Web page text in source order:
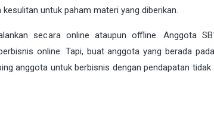
untuk paham materi yang diberikan.
secara online ataupun offline. Anggota
online. Tapi, buat anggota yang berada
anggota untuk berbisnis dengan pendapatan